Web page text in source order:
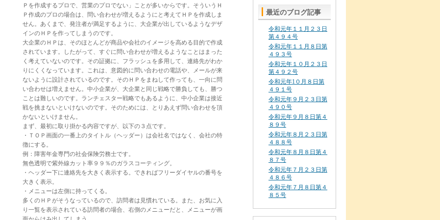
Ｐを作成するプロで、営業のプロでない」ことが多いからです。そういうＨ
Ｐ作成のプロの場合は、問い合わせが増えるようにと考えてＨＰを作成しま
せん。あくまで、発注者が満足するように、大企業が出しているようなデザ
インのＨＰを作ってしまうのです。
大企業のＨＰは、そのほとんどが商品や会社のイメージを高める目的で作成
されています。したがって、すぐに問い合わせが増えるようなことはまった
く考えていないのです。その証拠に、フラッシュを多用して、連絡先がわか
りにくくなっています。これは、意図的に問い合わせの電話や、メールが来
ないように設計されているのです。そのＨＰをまねして作っても、一向に問
い合わせは増えません。中小企業が、大企業と同じ戦略で勝負しても、勝つ
ことは難しいのです。ランチェスター戦略でもあるように、中小企業は接近
戦を挑まないといけないのです。そのためには、とりあえず問い合わせを頂
かないといけません。
まず、最初に取り掛かる内容ですが、以下の３点です。
・ＴＯＰ画面の一番上のタイトル（ヘッダー）は会社名ではなく、会社の特
徴にする。
例：障害年金専門の社会保険労務士です。
無色透明で紫外線カット率９９％のガラスコーティング。
・ヘッダー下に連絡先を大きく表示する。できればフリーダイヤルの番号を
大きく表示。
・メニューは左側に持ってくる。
多くのＨＰがそうなっているので、訪問者は見慣れている。また、お気に入
り一覧を表示されている訪問者の場合、右側のメニューだと、メニューが画
最近のブログ記事
令和元年１１月２３日
第４９４号
令和元年１１月８日第
４９３号
令和元年１０月２３日
第４９２号
令和元年1０月８日第
４９１号
令和元年９月２３日第
４９０号
令和元年９月８日第４
８９号
令和元年８月２３日第
４８８号
令和元年８月８日第４
８７号
令和元年７月２３日第
４８６号
令和元年７月８日第４
８５号